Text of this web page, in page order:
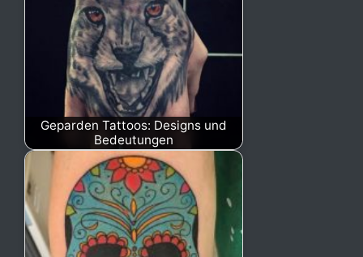
Geparden Tattoos: Designs und
Bedeutungen